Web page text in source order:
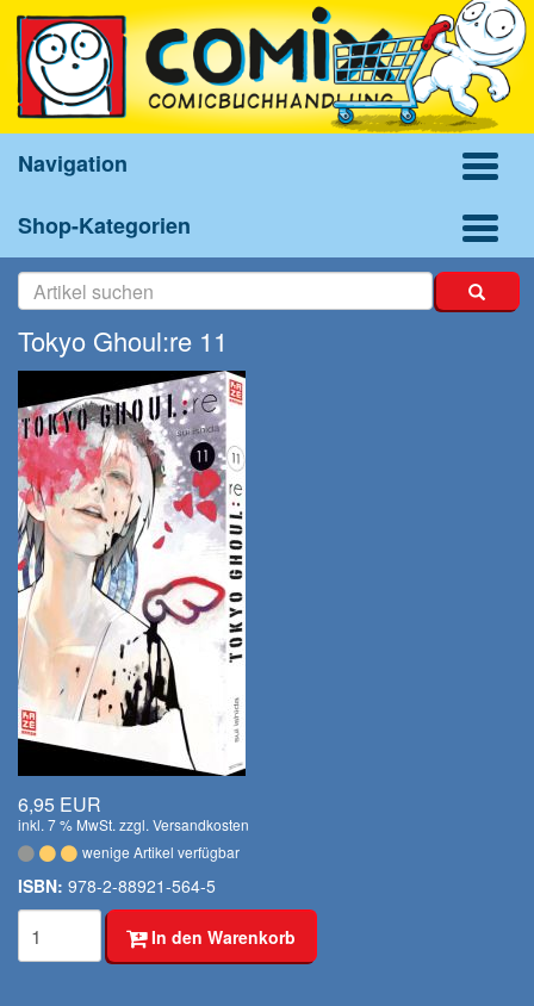
Navigation
Shop-Kategorien
Tokyo Ghoul:re 11
6,95 EUR
inkl. 7 % MwSt. zzgl. Versandkosten
wenige Artikel verfügbar
ISBN: 978-2-88921-564-5
In den Warenkorb